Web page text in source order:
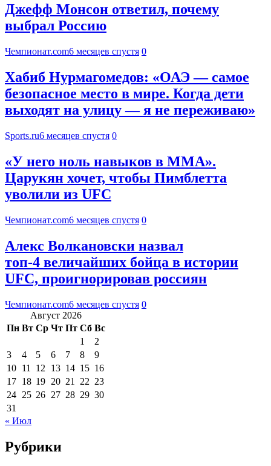
Джефф Монсон ответил, почему
выбрал Россию
Чемпионат.com6 месяцев спустя 0
Хабиб Нурмагомедов: «ОАЭ — самое
безопасное место в мире. Когда дети
выходят на улицу — я не переживаю»
Sports.ru6 месяцев спустя 0
«У него ноль навыков в ММА».
Царукян хочет, чтобы Пимблетта
уволили из UFC
Чемпионат.com6 месяцев спустя 0
Алекс Волкановски назвал
топ-4 величайших бойца в истории
UFC, проигнорировав россиян
Чемпионат.com6 месяцев спустя 0
Август 2026
Пн Вт Ср Чт Пт Сб Вс
1
2
3
4 5 6 7 8
9
10 11 12 13 14 15 16
17 18 19 20 21 22 23
24 25 26 27 28 29 30
31
« Июл
Рубрики